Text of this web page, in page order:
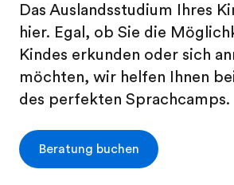
Das Auslandsstudium Ihres
hier. Egal, ob Sie die
Kindes erkunden oder sich
möchten, wir helfen Ihnen
des perfekten Sprachcamps.
Beratung buchen